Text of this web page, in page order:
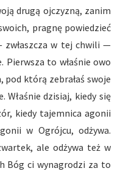
drugą ojczyzną, zanim
pragnę powiedzieć
zwłaszcza w tej chwili —
to właśnie owo
którą zebrałaś swoje
Właśnie dzisiaj, kiedy się
kiedy tajemnica agonii
w Ogrójcu, odżywa.
ale odżywa też w
Bóg ci wynagrodzi za to